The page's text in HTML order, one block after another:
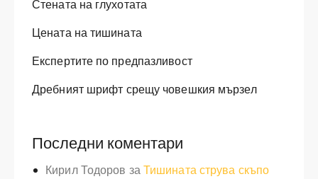
Стената на глухотата
Цената на тишината
Експертите по предпазливост
Дребният шрифт срещу човешкия мързел
Последни коментари
Кирил Тодоров за Тишината струва скъпо